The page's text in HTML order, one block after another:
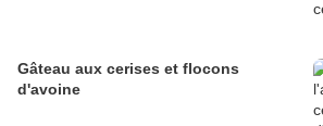
Gâteau aux cerises et flocons
d'avoine